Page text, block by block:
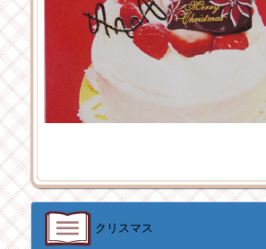
クリスマス